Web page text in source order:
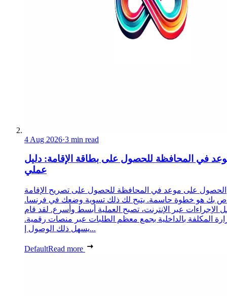
4 Aug 2026·3 min read
في المحافظة للحصول على بطاقة الإقامة: دليل
عملي
الحصول على موعد في المحافظة للحصول على تصريح الإقامة
بك هو خطوة حاسمة. يتيح لك ذلك تسوية وضعك في فرنسا.
الإجراءات عبر الإنترنت، تصبح العملية أبسط وأسرع. لقد قام
المكلفة بالداخلية بجمع معظم الطلبات عبر منصات رقمية.
يسهل ذلك الوصول إ...
DefaultRead more